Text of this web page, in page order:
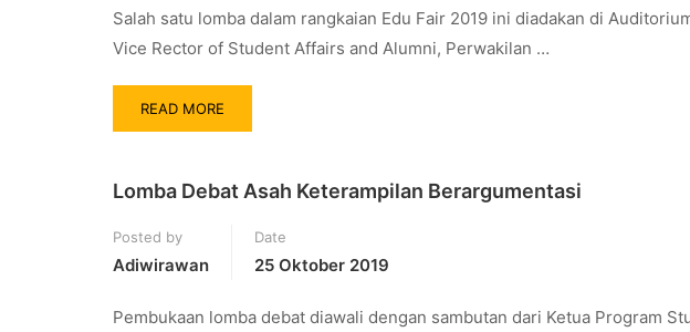
Salah satu lomba dalam rangkaian Edu Fair 2019 ini diadakan di
Vice Rector of Student Affairs and Alumni, Perwakilan …
READ MORE
Lomba Debat Asah Keterampilan Berargumentasi
Posted by
Adiwirawan
Date
25 Oktober 2019
Pembukaan lomba debat diawali dengan sambutan dari Ketua Program